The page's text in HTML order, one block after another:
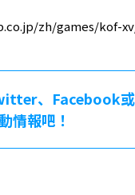
zh/games/kof-
、Facebook
情報吧！